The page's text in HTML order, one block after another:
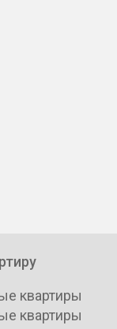
квартиры
квартиры